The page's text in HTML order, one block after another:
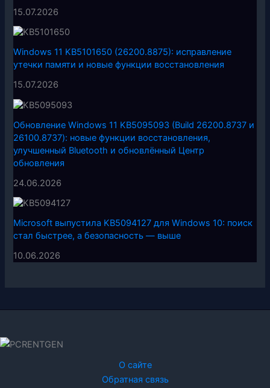
15.07.2026
Windows 11 KB5101650 (26200.8875): исправление
утечки памяти и новые функции восстановления
15.07.2026
Обновление Windows 11 KB5095093 (Build 26200.8737 и
26100.8737): новые функции восстановления,
улучшенный Bluetooth и обновлённый Центр
обновления
24.06.2026
Microsoft выпустила KB5094127 для Windows 10: поиск
стал быстрее, а безопасность — выше
10.06.2026
О сайте
Обратная связь